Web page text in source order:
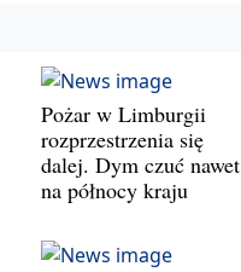
Pożar w Limburgii
rozprzestrzenia się
dalej. Dym czuć nawet
na północy kraju